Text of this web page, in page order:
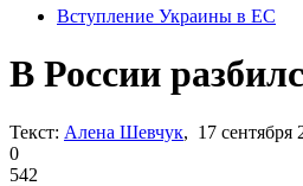
Вступление Украины в ЕС
В России
Текст: Алена Шевчук, 17 сентября
0
542